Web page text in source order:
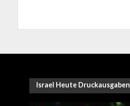
Israel Heute Druckausgaben